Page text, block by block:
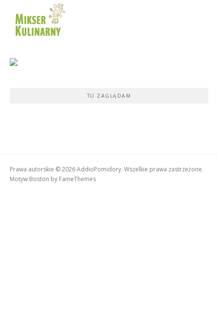
TU ZAGLĄDAM
Prawa autorskie © 2026 AddioPomidory. Wszelkie prawa zastrzeżone.
Motyw Boston by FameThemes